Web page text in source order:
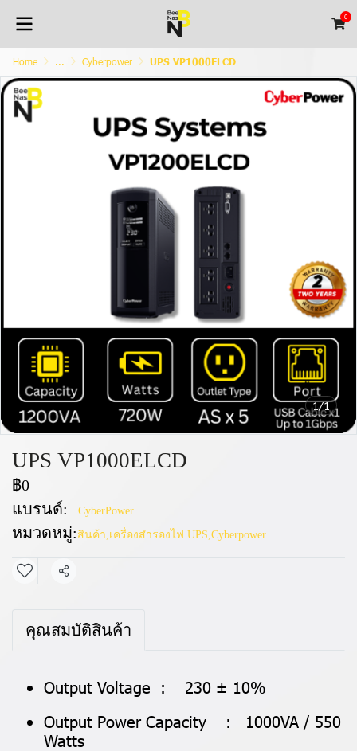
0
Home ... Cyberpower UPS VP1000ELCD
1/1
UPS VP1000ELCD
฿0
แบรนด์:
CyberPower
หมวดหมู่: สินค้า,เครื่องสำรองไฟ UPS,Cyberpower
แชร์
คุณสมบัติสินค้า
Output Voltage : 230 ± 10%
Output Power Capacity : 1000VA / 550
Watts